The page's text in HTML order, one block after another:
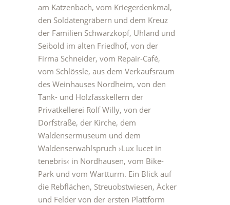
am Katzenbach, vom Kriegerdenkmal,
den Soldatengräbern und dem Kreuz
der Familien Schwarzkopf, Uhland und
Seibold im alten Friedhof, von der
Firma Schneider, vom Repair-Café,
vom Schlössle, aus dem Verkaufsraum
des Weinhauses Nordheim, von den
Tank- und Holzfasskellern der
Privatkellerei Rolf Willy, von der
Dorfstraße, der Kirche, dem
Waldensermuseum und dem
Waldenserwahlspruch ›Lux lucet in
tenebris‹ in Nordhausen, vom Bike-
Park und vom Wartturm. Ein Blick auf
die Rebflächen, Streuobstwiesen, Äcker
und Felder von der ersten Plattform